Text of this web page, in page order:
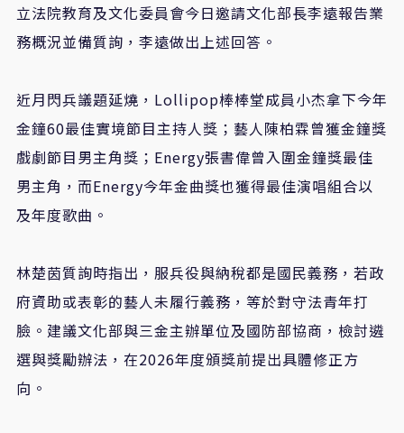
立法院教育及文化委員會今日邀請文化部長李遠報告業
務概況並備質詢 ，李遠做出上述回答 。
近月閃兵議題延燒， Lollipop棒棒堂成員小杰拿下今年
金鐘60最佳實境節目主持人獎；藝人陳柏霖曾獲金鐘獎
戲劇節目男主角獎 ； Energy張書偉曾入圍金鐘獎最佳
男主角，而Energy今年金曲獎也獲得最佳演唱組合以
及年度歌曲。
林楚茵質詢時指出，服兵役與納稅都是國民義務，若政
府資助或表彰的藝人未履行義務，等於對守法青年打
臉。建議文化部與三金主辦單位及國防部協商，檢討遴
選與獎勵辦法，在2026年度頒獎前提出具體修正方
向。